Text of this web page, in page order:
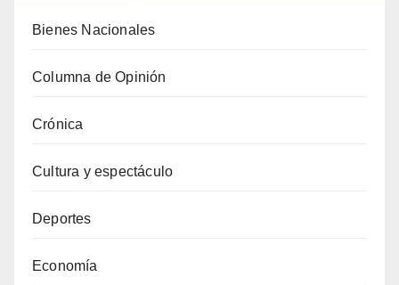
Bienes Nacionales
Columna de Opinión
Crónica
Cultura y espectáculo
Deportes
Economía